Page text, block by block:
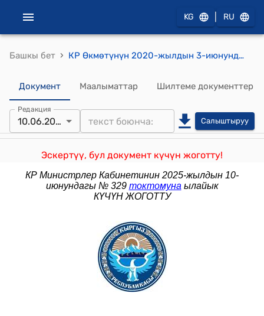
KG RU
Башкы бет › КР Өкмөтүнүн 2020-жылдын 3-июнундагы № 294 "Кыргыз Республикасынын Өкмөтүнүн билим берүү чөйрөсүндөгү айрым чечимдерине өзгөртүүлөрдү киргизүү жөнүндө" токтому
Документ Маалыматтар Шилтеме документтер
Редакция
10.06.2025 Салыштыруу
Эскертүү, бул документ күчүн жоготту!